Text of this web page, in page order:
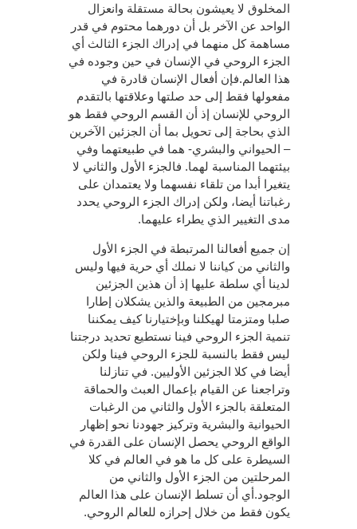
المخلوق لا يعيشون بحالة مستقلة وانعزال
الواحد عن الآخر بل أن دورهما محتوم في قدر
مساهمة كل منهما في إدراك الجزء الثالث أي
الجزء الروحي في الإنسان في حين وجوده في
هذا العالم.فإن أفعال الإنسان قادرة في
مفعولها فقط إلى حد صلتها وعلاقتها بالتقدم
الروحي للإنسان إذ أن القسم الروحي فقط هو
الذي بحاجة إلى تحويل بما أن الجزئين الآخرين
– الحيواني والبشري- هما في طبيعتهما وفي
بيئتهما المناسبة لهما. فالجزء الأول والثاني لا
يتغيرا أبدا من تلقاء نفسهما ولا يعتمدان على
رغباتنا أيضا، ولكن إدراك الجزء الروحي يحدد
مدى التغيير الذي يطراء عليهما.
إن جميع أفعالنا المرتبطة في الجزء الأول
والثاني من كياننا لا نملك أي حرية فيها وليس
لدينا أي سلطة عليها إذ أن هذين الجزئين
مبرمجين من الطبيعة والذين يشكلان إطارا
صلبا ومتزمتا لهيكلنا وبإختيارنا كيف يمكننا
تنمية الجزء الروحي فينا نستطيع تحديد درجتنا
ليس فقط بالنسبة للجزء الروحي فينا ولكن
أيضا في كلا الجزئين الأوليين. في تنازلنا
وتراجعنا عن القيام بإعمال العبث والحماقة
المتعلقة بالجزء الأول والثاني من الرغبات
الحيوانية والبشرية وتركيز جهودنا نحو إظهار
الواقع الروحي يحصل الإنسان على القدرة في
السيطرة على كل ما هو في العالم في كلا
المرحلتين من الجزء الأول والثاني من
الوجود.أي أن تسلط الإنسان على هذا العالم
يكون فقط من خلال إحرازه للعالم الروحي.